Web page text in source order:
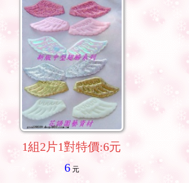
1組2片1對特價:6元
6元